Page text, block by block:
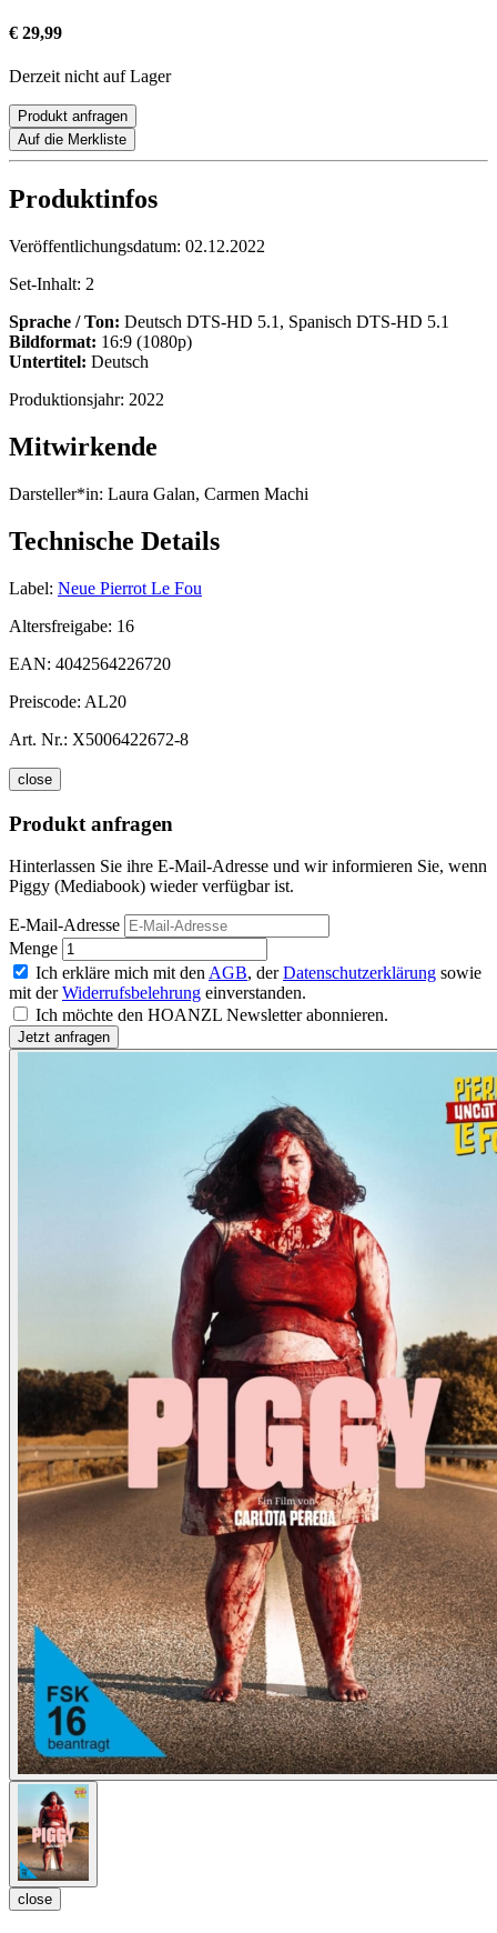
€ 29,99
Derzeit nicht auf Lager
Produkt anfragen
Auf die Merkliste
Produktinfos
Veröffentlichungsdatum: 02.12.2022
Set-Inhalt: 2
Sprache / Ton: Deutsch DTS-HD 5.1, Spanisch DTS-HD 5.1
Bildformat: 16:9 (1080p)
Untertitel: Deutsch
Produktionsjahr: 2022
Mitwirkende
Darsteller*in: Laura Galan, Carmen Machi
Technische Details
Label: Neue Pierrot Le Fou
Altersfreigabe: 16
EAN: 4042564226720
Preiscode: AL20
Art. Nr.: X5006422672-8
close
Produkt anfragen
Hinterlassen Sie ihre E-Mail-Adresse und wir informieren Sie, wenn
Piggy (Mediabook) wieder verfügbar ist.
E-Mail-Adresse
Menge
Ich erkläre mich mit den AGB, derDatenschutzerklärung sowie
mit derWiderrufsbelehrung einverstanden.
Ich möchte den HOANZL Newsletter abonnieren.
close